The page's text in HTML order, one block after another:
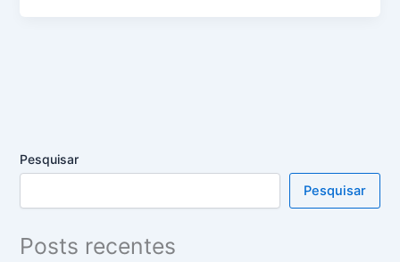
Pesquisar
Pesquisar
Posts recentes